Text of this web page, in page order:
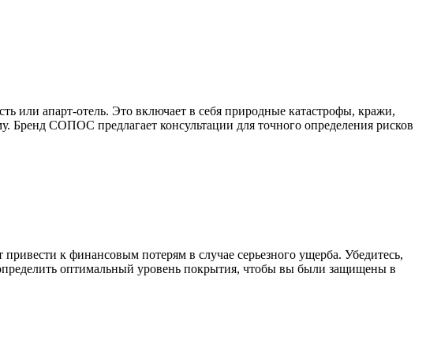
апарт-отель. Это включает в себя природные катастрофы, кражи,
Бренд СОПОС предлагает консультации для точного определения рисков
к финансовым потерям в случае серьезного ущерба. Убедитесь,
оптимальный уровень покрытия, чтобы вы были защищены в